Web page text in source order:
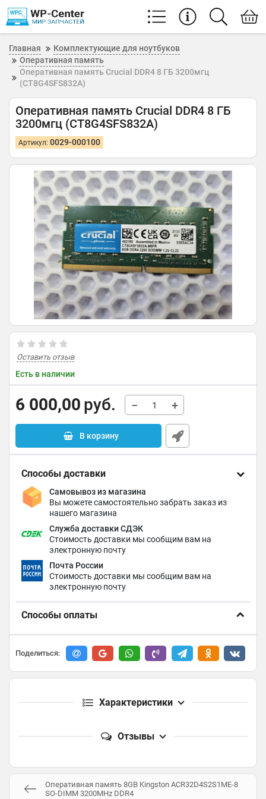
Главная
Комплектующие для ноутбуков
Оперативная память
Оперативная память Crucial DDR4 8 ГБ 3200мгц
(CT8G4SFS832A)
Оперативная память Crucial DDR4 8 ГБ
3200мгц (CT8G4SFS832A)
Артикул: 0029-000100
Оставить отзыв
Есть в наличии
6 000,00 руб. − +
В корзину
Способы доставки
Самовывоз из магазина
Вы можете самостоятельно забрать заказ из
нашего магазина
Служба доставки СДЭК
Стоимость доставки мы сообщим вам на
электронную почту
Почта России
Стоимость доставки мы сообщим вам на
электронную почту
Способы оплаты
Поделиться:
Характеристики
Отзывы
Оперативная память 8GB Kingston ACR32D4S2S1ME-8
SO-DIMM 3200MHz DDR4